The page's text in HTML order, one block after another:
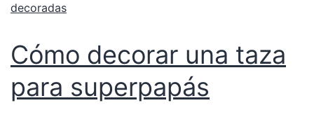
decoradas
Cómo decorar una taza
para superpapás